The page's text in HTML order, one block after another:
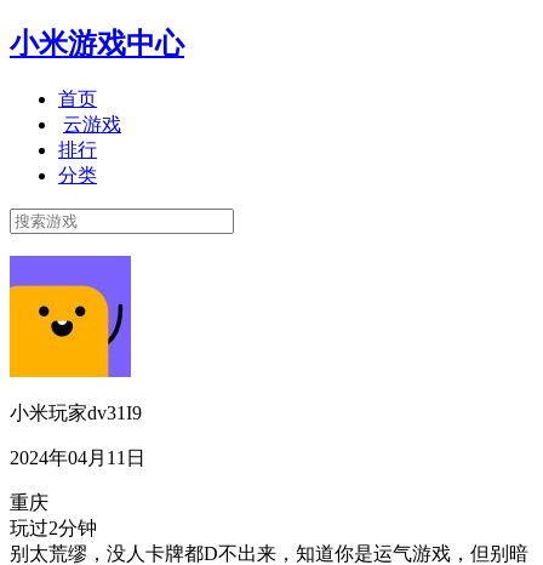
小米游戏中心
首页
云游戏
排行
分类
小米玩家dv31I9
2024年04月11日
重庆
玩过2分钟
别太荒缪，没人卡牌都D不出来，知道你是运气游戏，但别暗